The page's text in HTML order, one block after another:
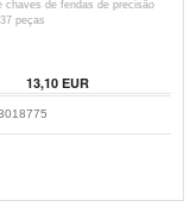
chaves de fendas de precisão
peças
13,10EUR